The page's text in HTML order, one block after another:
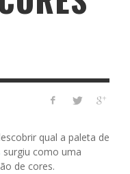
qual a paleta de
surgiu como uma
de cores.